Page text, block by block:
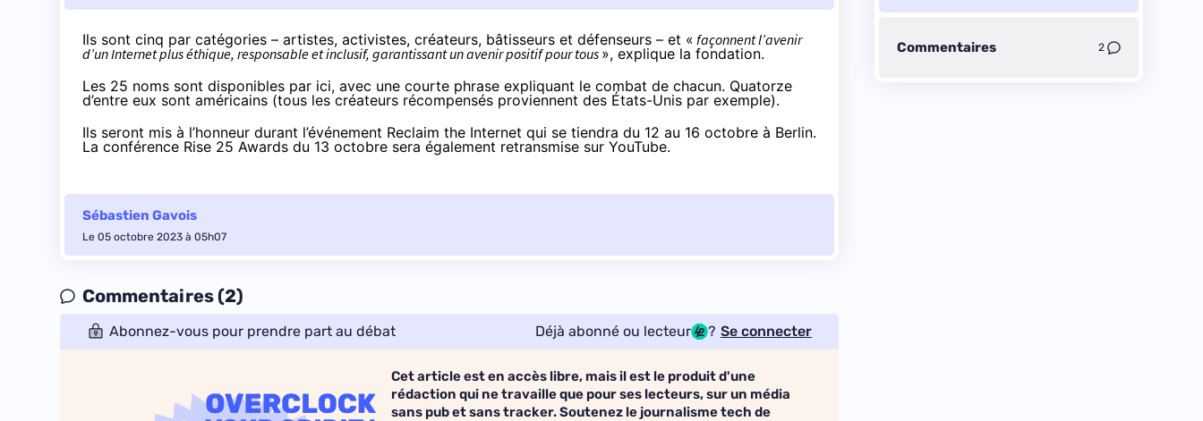
Ils sont cinq par catégories – artistes, activistes, créateurs, bâtisseurs et défenseurs – et « façonnent l’avenir
d’un Internet plus éthique, responsable et inclusif, garantissant un avenir positif pour tous », explique la fondation.
Les 25 noms sont disponibles par ici, avec une courte phrase expliquant le combat de chacun. Quatorze
d’entre eux sont américains (tous les créateurs récompensés proviennent des États-Unis par exemple).
Ils seront mis à l’honneur durant l’événement Reclaim the Internet qui se tiendra du 12 au 16 octobre à Berlin.
La conférence Rise 25 Awards du 13 octobre sera également retransmise sur YouTube.
Sébastien Gavois
Le 05 octobre 2023 à 05h07
Commentaires (2)
Abonnez-vous pour prendre part au débat Déjà abonné ou lecteur ? Se connecter
Cet article est en accès libre, mais il est le produit d'une
rédaction qui ne travaille que pour ses lecteurs, sur un média
sans pub et sans tracker. Soutenez le journalisme tech de
Commentaires 2